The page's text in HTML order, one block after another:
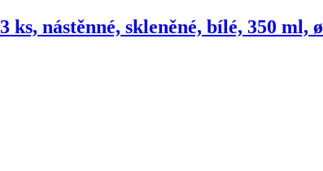
3 ks, nástěnné, skleněné, bílé, 350 ml,